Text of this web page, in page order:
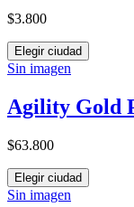
$3.800
Elegir ciudad
Sin imagen
Agility Gold
$63.800
Elegir ciudad
Sin imagen